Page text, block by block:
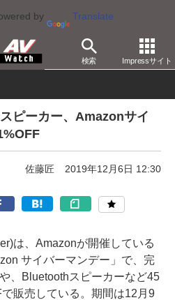
by Translate
検索 Impressサイト
セール
ピーカー、Amazonサイ
佐藤匠 2019年12月6日 12:30
は、Amazonが開催している
サイバーマンデー」で、完
、Bluetoothスピーカーなど45
販売している。期間は12月9